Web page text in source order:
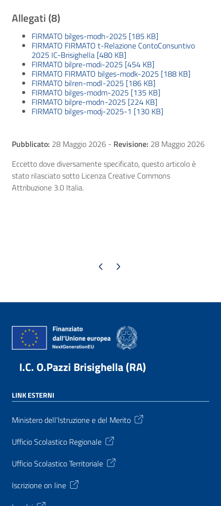
Allegati (8)
FIRMATO bilges-modh-2025 [185 KB]
FIRMATO FIRMATO t-Relazione ContoConsuntivo
2025 IC-Brisighella [480 KB]
FIRMATO bilpre-modi-2025 [454 KB]
FIRMATO FIRMATO bilges-modk-2025 [188 KB]
FIRMATO bilren-modl-2025 [186 KB]
FIRMATO bilges-modm-2025 [135 KB]
FIRMATO bilpre-modn-2025 [224 KB]
FIRMATO bilges-modj-2025-1 [130 KB]
Pubblicato: 28 Maggio 2026 - Revisione: 28 Maggio 2026
Eccetto dove diversamente specificato, questo articolo è
stato rilasciato sotto Licenza Creative Commons
Attribuzione 3.0 Italia.
Pagina precedente
Pagina successiva
I.C. O.Pazzi Brisighella (RA)
LINK ESTERNI
Ministero dell’Istruzione e del Merito
Ufficio Scolastico Regionale
Ufficio Scolastico Territoriale
Iscrizione on line